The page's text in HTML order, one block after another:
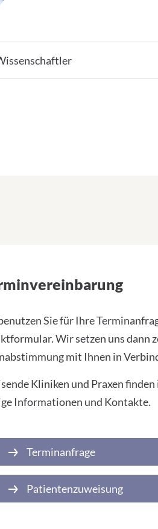
Sie für Ihre
Wir setzen uns dann
mit Ihnen in
Kliniken und Praxen
Informationen und Kontakte.
Terminanfrage
Patientenzuweisung